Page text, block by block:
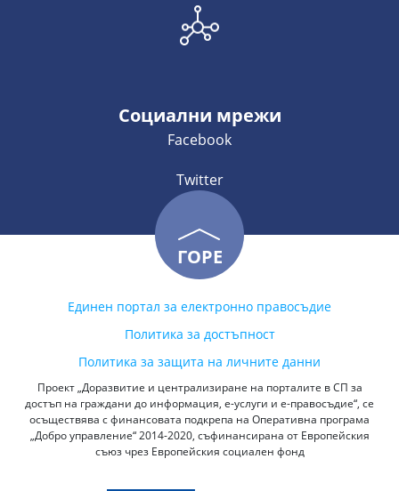
Социални мрежи
Facebook
Twitter
ГОРЕ
Единен портал за електронно правосъдие
Политика за достъпност
Политика за защита на личните данни
Проект „Доразвитие и централизиране на порталите в СП за
достъп на граждани до информация, е-услуги и е-правосъдие“, се
осъществява с финансовата подкрепа на Оперативна програма
„Добро управление“ 2014-2020, съфинансирана от Европейския
съюз чрез Европейския социален фонд